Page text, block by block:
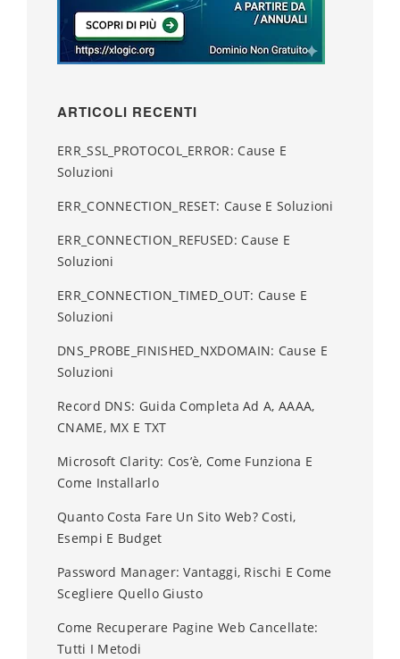
ARTICOLI RECENTI
ERR_SSL_PROTOCOL_ERROR: Cause E
Soluzioni
ERR_CONNECTION_RESET: Cause E Soluzioni
ERR_CONNECTION_REFUSED: Cause E
Soluzioni
ERR_CONNECTION_TIMED_OUT: Cause E
Soluzioni
DNS_PROBE_FINISHED_NXDOMAIN: Cause E
Soluzioni
Record DNS: Guida Completa Ad A, AAAA,
CNAME, MX E TXT
Microsoft Clarity: Cos’è, Come Funziona E
Come Installarlo
Quanto Costa Fare Un Sito Web? Costi,
Esempi E Budget
Password Manager: Vantaggi, Rischi E Come
Scegliere Quello Giusto
Come Recuperare Pagine Web Cancellate:
Tutti I Metodi